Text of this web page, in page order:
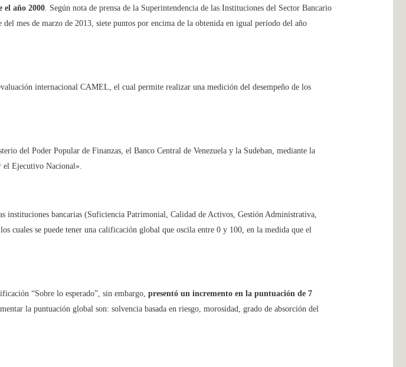
el año 2000. Según nota de prensa de la Superintendencia de las Instituciones del Sector Bancario
mes de marzo de 2013, siete puntos por encima de la obtenida en igual período del año
internacional CAMEL, el cual permite realizar una medición del desempeño de los
del Poder Popular de Finanzas, el Banco Central de Venezuela y la Sudeban, mediante la
el Ejecutivo Nacional».
instituciones bancarias (Suficiencia Patrimonial, Calidad de Activos, Gestión Administrativa,
cuales se puede tener una calificación global que oscila entre 0 y 100, en la medida que el
“Sobre lo esperado”, sin embargo,presentó un incremento en la puntuación de 7
la puntuación global son: solvencia basada en riesgo, morosidad, grado de absorción del